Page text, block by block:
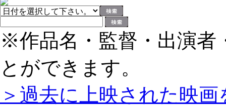
※作品名・監督・出演者
とができます。
＞過去に上映された映画